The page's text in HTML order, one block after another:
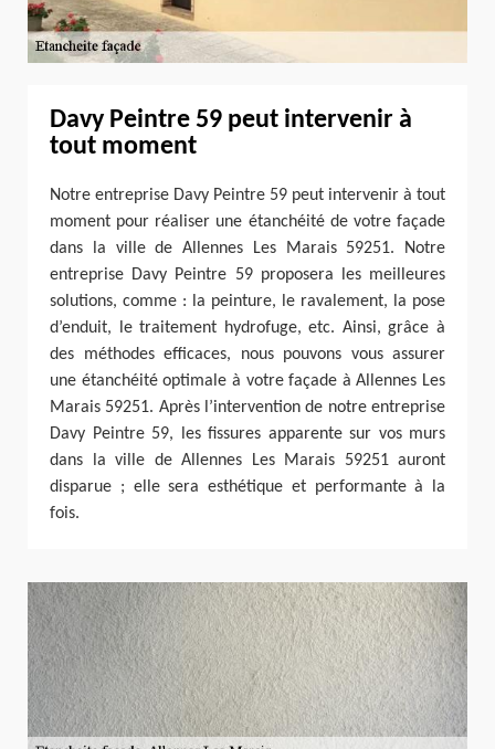
Davy Peintre 59 peut intervenir à
tout moment
Notre entreprise Davy Peintre 59 peut intervenir à tout
moment pour réaliser une étanchéité de votre façade
dans la ville de Allennes Les Marais 59251. Notre
entreprise Davy Peintre 59 proposera les meilleures
solutions, comme : la peinture, le ravalement, la pose
d’enduit, le traitement hydrofuge, etc. Ainsi, grâce à
des méthodes efficaces, nous pouvons vous assurer
une étanchéité optimale à votre façade à Allennes Les
Marais 59251. Après l’intervention de notre entreprise
Davy Peintre 59, les fissures apparente sur vos murs
dans la ville de Allennes Les Marais 59251 auront
disparue ; elle sera esthétique et performante à la
fois.